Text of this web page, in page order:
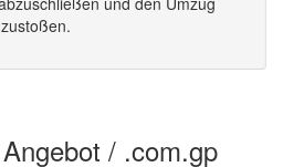
/ .com.gp